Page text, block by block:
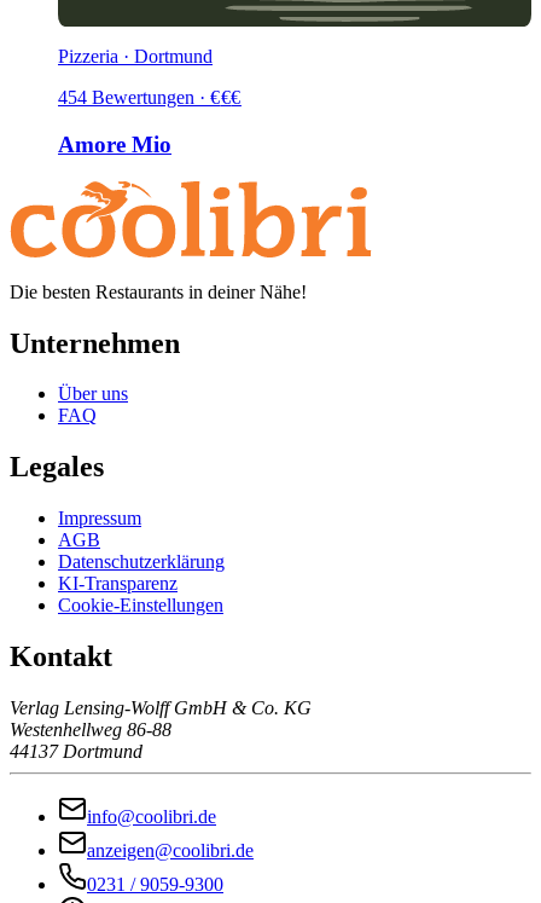
Pizzeria · Dortmund
454 Bewertungen · €€€
Amore Mio
Die besten Restaurants in deiner Nähe!
Unternehmen
Über uns
FAQ
Legales
Impressum
AGB
Datenschutzerklärung
KI-Transparenz
Cookie-Einstellungen
Kontakt
Verlag Lensing-Wolff GmbH & Co. KG
Westenhellweg 86-88
44137 Dortmund
info@coolibri.de
anzeigen@coolibri.de
0231 / 9059-9300